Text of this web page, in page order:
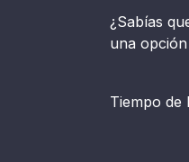
¿Sabías
una
Tiempo de